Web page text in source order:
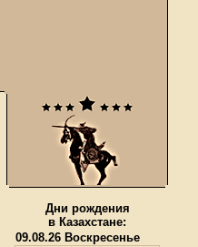
Дни рождения
в Казахстане:
09.08.26 Воскресенье